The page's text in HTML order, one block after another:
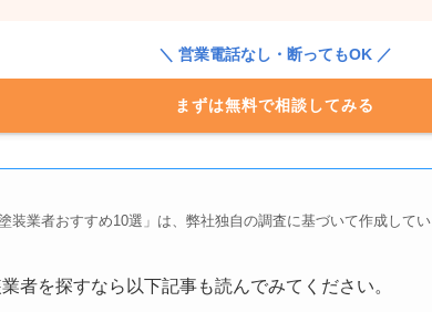
＼ 営業電話なし・断ってもOK ／
まずは無料で相談してみる
装業者おすすめ10選」は、弊社独自の調査に基づいて作成してい
者を探すなら以下記事も読んでみてください。